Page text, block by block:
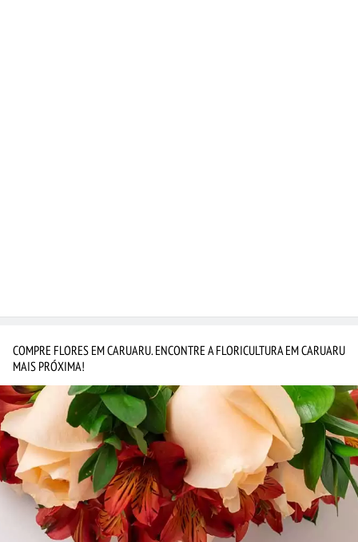
COMPRE FLORES EM CARUARU. ENCONTRE A FLORICULTURA EM CARUARU
MAIS PRÓXIMA!